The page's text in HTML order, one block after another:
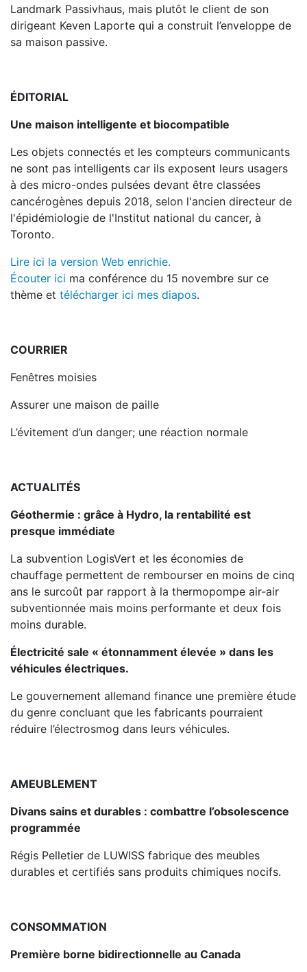
Landmark Passivhaus, mais plutôt le client de son
dirigeant Keven Laporte qui a construit l’enveloppe de
sa maison passive.
ÉDITORIAL
Une maison intelligente et biocompatible
Les objets connectés et les compteurs communicants
ne sont pas intelligents car ils exposent leurs usagers
à des micro-ondes pulsées devant être classées
cancérogènes depuis 2018, selon l'ancien directeur de
l'épidémiologie de l'Institut national du cancer, à
Toronto.
Lire ici la version Web enrichie.
Écouter ici ma conférence du 15 novembre sur ce
thème et télécharger ici mes diapos.
COURRIER
Fenêtres moisies
Assurer une maison de paille
L’évitement d’un danger; une réaction normale
ACTUALITÉS
Géothermie : grâce à Hydro, la rentabilité est
presque immédiate
La subvention LogisVert et les économies de
chauffage permettent de rembourser en moins de cinq
ans le surcoût par rapport à la thermopompe air-air
subventionnée mais moins performante et deux fois
moins durable.
Électricité sale « étonnamment élevée » dans les
véhicules électriques.
Le gouvernement allemand finance une première étude
du genre concluant que les fabricants pourraient
réduire l’électrosmog dans leurs véhicules.
AMEUBLEMENT
Divans sains et durables : combattre l’obsolescence
programmée
Régis Pelletier de LUWISS fabrique des meubles
durables et certifiés sans produits chimiques nocifs.
CONSOMMATION
Première borne bidirectionnelle au Canada